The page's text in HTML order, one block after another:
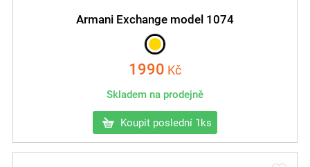
Armani Exchange model 1074
1990 Kč
Skladem na prodejně
Koupit poslední 1ks